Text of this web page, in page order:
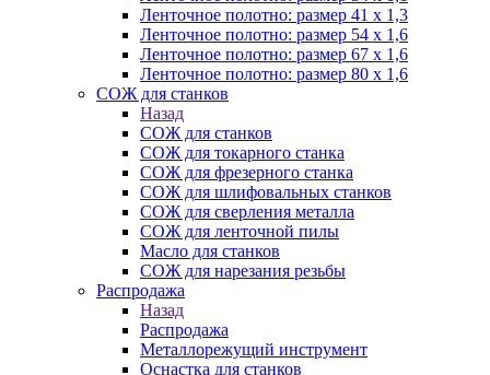
Ленточное полотно: размер 41 х 1,3
Ленточное полотно: размер 54 х 1,6
Ленточное полотно: размер 67 х 1,6
Ленточное полотно: размер 80 х 1,6
СОЖ для станков
Назад
СОЖ для станков
СОЖ для токарного станка
СОЖ для фрезерного станка
СОЖ для шлифовальных станков
СОЖ для сверления металла
СОЖ для ленточной пилы
Масло для станков
СОЖ для нарезания резьбы
Распродажа
Назад
Распродажа
Металлорежущий инструмент
Оснастка для станков